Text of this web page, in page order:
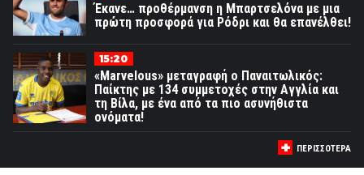
Έκανε… προθέρμανση η Μπαρτσελόνα με μια
πρώτη προσφορά για Ρόδρι και θα επανέλθει!
15:20
«Marvelous» μεταγραφή ο Παναιτωλικός:
Παίκτης με 134 συμμετοχές στην Αγγλία και
τη Βίλα, με ένα από τα πιο ασυνήθιστα
ονόματα!
ΠΕΡΙΣΣΟΤΕΡΑ